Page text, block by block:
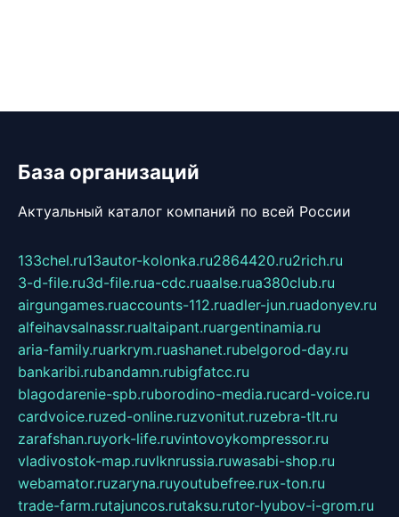
База организаций
Актуальный каталог компаний по всей России
133chel.ru13autor-kolonka.ru2864420.ru2rich.ru
3-d-file.ru3d-file.rua-cdc.ruaalse.rua380club.ru
airgungames.ruaccounts-112.ruadler-jun.ruadonyev.ru
alfeihavsalnassr.rualtaipant.ruargentinamia.ru
aria-family.ruarkrym.ruashanet.rubelgorod-day.ru
bankaribi.rubandamn.rubigfatcc.ru
blagodarenie-spb.ruborodino-media.rucard-voice.ru
cardvoice.ruzed-online.ruzvonitut.ruzebra-tlt.ru
zarafshan.ruyork-life.ruvintovoykompressor.ru
vladivostok-map.ruvlknrussia.ruwasabi-shop.ru
webamator.ruzaryna.ruyoutubefree.rux-ton.ru
trade-farm.rutajuncos.rutaksu.rutor-lyubov-i-grom.ru